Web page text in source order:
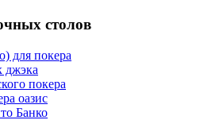
столов
для покера
джэка
покера
оазис
Банко